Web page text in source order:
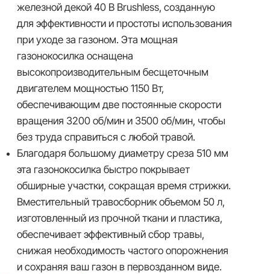
железной декой 40 В Brushless, созданную
для эффективности и простоты использования
при уходе за газоном. Эта мощная
газонокосилка оснащена
высокопроизводительным бесщеточным
двигателем мощностью 1150 Вт,
обеспечивающим две постоянные скорости
вращения 3200 об/мин и 3500 об/мин, чтобы
без труда справиться с любой травой.
Благодаря большому диаметру среза 510 мм
эта газонокосилка быстро покрывает
обширные участки, сокращая время стрижки.
Вместительный травосборник объемом 50 л,
изготовленный из прочной ткани и пластика,
обеспечивает эффективный сбор травы,
снижая необходимость частого опорожнения
и сохраняя ваш газон в первозданном виде.